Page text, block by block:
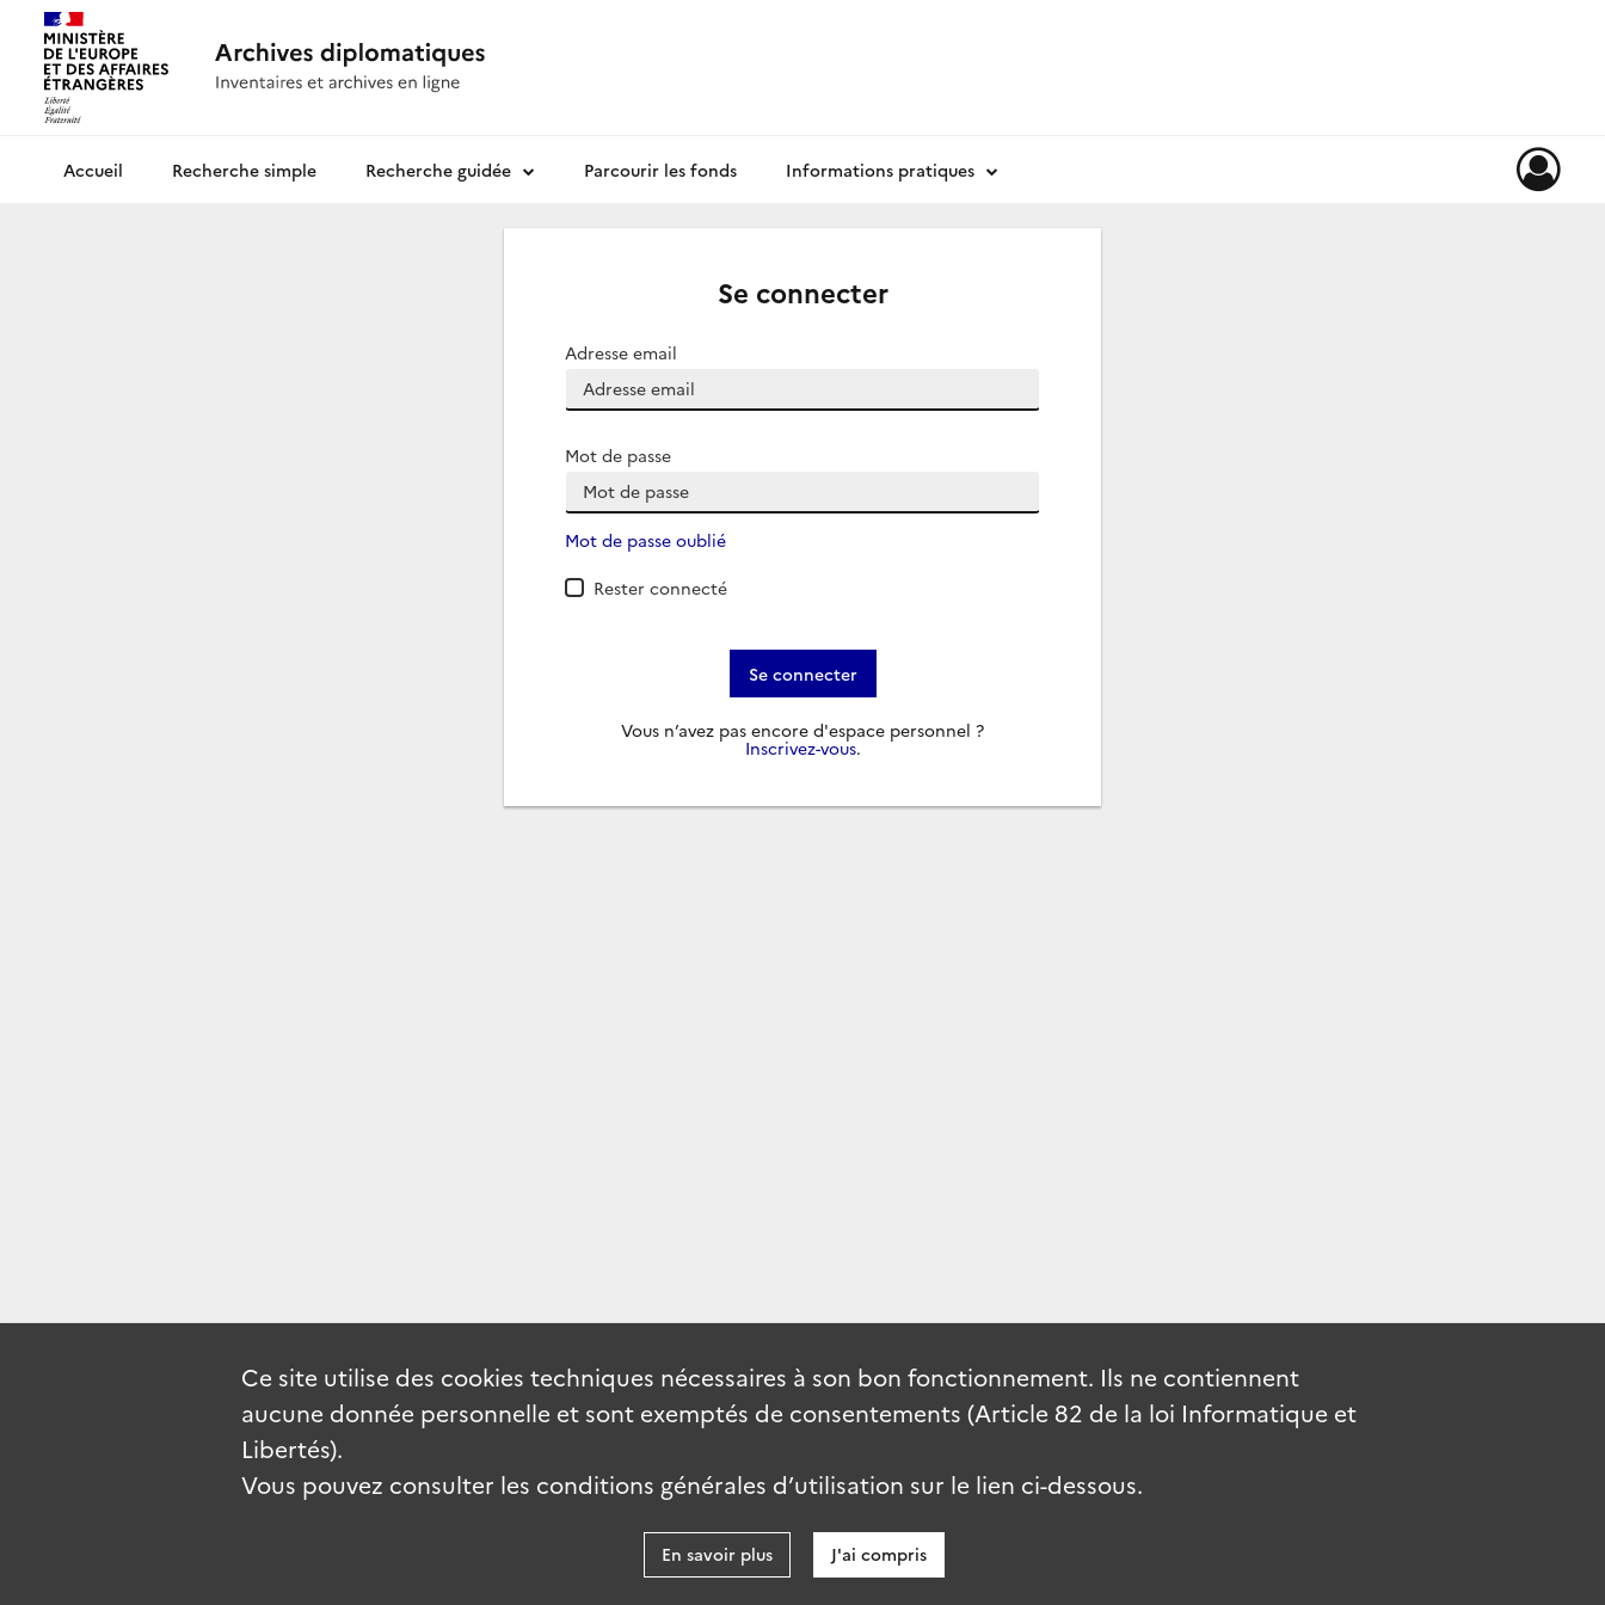
Archives diplomatiquesRecherche simple Recherche guidée Parcourir les fonds Informations pratiques
Se connecter
Adresse email
Mot de passe
Mot de passe oublié
Rester connecté
Se connecter
Vous n’avez pas encore d'espace personnel ?
Inscrivez-vous.
Ce site utilise des cookies techniques nécessaires à son bon fonctionnement. Ils ne contiennent
aucune donnée personnelle et sont exemptés de consentements (Article 82 de la loi Informatique et
Libertés).
Vous pouvez consulter les conditions générales d’utilisation sur le lien ci-dessous.
En savoir plus J'ai compris